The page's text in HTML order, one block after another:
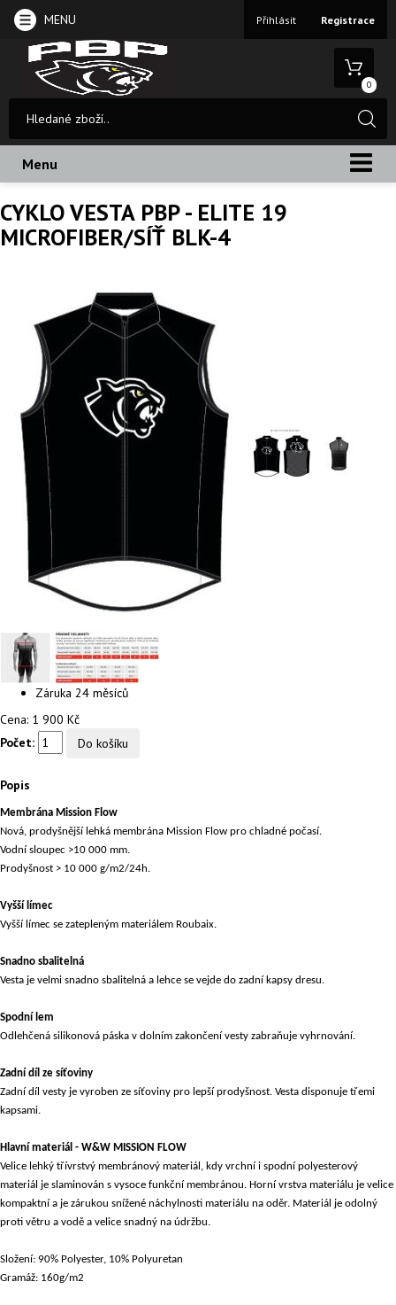
MENU Přihlásit Registrace
0
Menu
CYKLO VESTA PBP - ELITE 19
MICROFIBER/SÍŤ BLK-4
Záruka 24 měsíců
Cena: 1 900 Kč
Počet:
Popis
Membrána Mission Flow
Nová, prodyšnější lehká membrána Mission Flow pro chladné počasí.
Vodní sloupec >10 000 mm.
Prodyšnost > 10 000 g/m2/24h.
Vyšší límec
Vyšší límec se zatepleným materiálem Roubaix.
Snadno sbalitelná
Vesta je velmi snadno sbalitelná a lehce se vejde do zadní kapsy dresu.
Spodní lem
Odlehčená silikonová páska v dolním zakončení vesty zabraňuje vyhrnování.
Zadní díl ze síťoviny
Zadní díl vesty je vyroben ze síťoviny pro lepší prodyšnost. Vesta disponuje třemi
kapsami.
Hlavní materiál - W&W MISSION FLOW
Velice lehký třívrstvý membránový materiál, kdy vrchní i spodní polyesterový
materiál je slaminován s vysoce funkční membránou. Horní vrstva materiálu je velice
kompaktní a je zárukou snížené náchylnosti materiálu na oděr. Materiál je odolný
proti větru a vodě a velice snadný na údržbu.
Složení: 90% Polyester, 10% Polyuretan
Gramáž: 160g/m2